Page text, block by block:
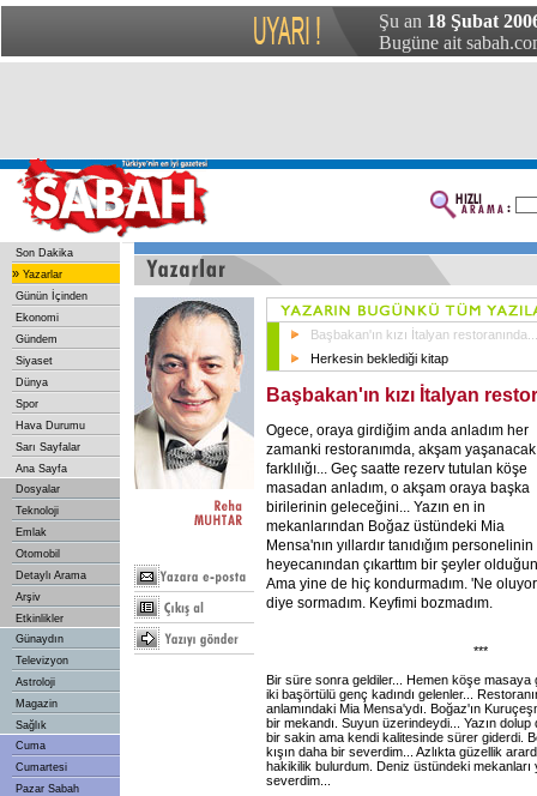
Şu an 18 Şubat
Bugüne ait
Son Dakika
» Yazarlar
Günün İçinden
Ekonomi
Gündem
Siyaset
Dünya
Spor
Hava Durumu
Sarı Sayfalar
Ana Sayfa
Dosyalar
Teknoloji
Emlak
Otomobil
Detaylı Arama
Arşiv
Etkinlikler
Günaydın
Televizyon
Astroloji
Magazin
Sağlık
Cuma
Cumartesi
Pazar Sabah
Başbakan'ın kızı İtalyan restoranında...
Herkesin beklediği kitap
Başbakan'ın kızı İtalyan
Ogece, oraya girdiğim anda anladım her
zamanki restoranımda, akşam yaşanacak
farklılığı... Geç saatte rezerv tutulan köşe
masadan anladım, o akşam oraya başka
birilerinin geleceğini... Yazın en in
mekanlarından Boğaz üstündeki Mia
Mensa'nın yıllardır tanıdığım personelinin
heyecanından çıkarttım bir şeyler
Ama yine de hiç kondurmadım. 'Ne
diye sormadım. Keyfimi bozmadım.
***
Bir süre sonra geldiler... Hemen köşe
iki başörtülü genç kadındı gelenler...
anlamındaki Mia Mensa'ydı. Boğaz'ın
bir mekandı. Suyun üzerindeydi... Yazın dolup
bir sakin ama kendi kalitesinde sürer giderdi.
kışın daha bir severdim... Azlıkta güzellik
hakikilik bulurdum. Deniz üstündeki mekanları
severdim...